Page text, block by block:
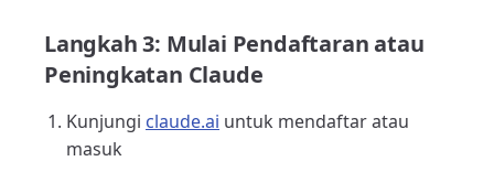
Langkah 3: Mulai Pendaftaran atau
Peningkatan Claude
Kunjungi claude.ai untuk mendaftar atau
masuk